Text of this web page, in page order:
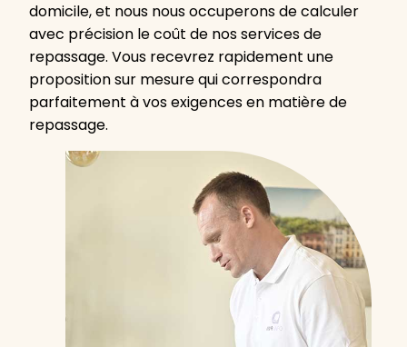
domicile, et nous nous occuperons de calculer
avec précision le coût de nos services de
repassage. Vous recevrez rapidement une
proposition sur mesure qui correspondra
parfaitement à vos exigences en matière de
repassage.